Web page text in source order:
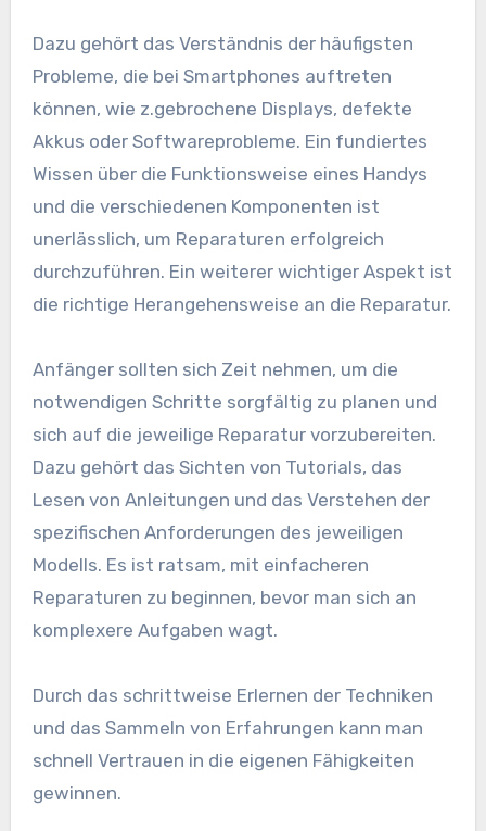
Dazu gehört das Verständnis der häufigsten
Probleme, die bei Smartphones auftreten
können, wie z.gebrochene Displays, defekte
Akkus oder Softwareprobleme. Ein fundiertes
Wissen über die Funktionsweise eines Handys
und die verschiedenen Komponenten ist
unerlässlich, um Reparaturen erfolgreich
durchzuführen. Ein weiterer wichtiger Aspekt ist
die richtige Herangehensweise an die Reparatur.
Anfänger sollten sich Zeit nehmen, um die
notwendigen Schritte sorgfältig zu planen und
sich auf die jeweilige Reparatur vorzubereiten.
Dazu gehört das Sichten von Tutorials, das
Lesen von Anleitungen und das Verstehen der
spezifischen Anforderungen des jeweiligen
Modells. Es ist ratsam, mit einfacheren
Reparaturen zu beginnen, bevor man sich an
komplexere Aufgaben wagt.
Durch das schrittweise Erlernen der Techniken
und das Sammeln von Erfahrungen kann man
schnell Vertrauen in die eigenen Fähigkeiten
gewinnen.